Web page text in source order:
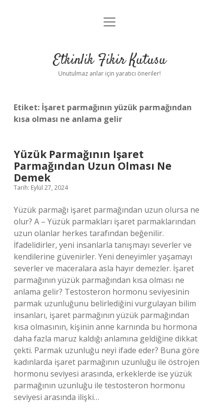
Anasayfa
Yasal Uyarı
menüyü
Etkinlik Fikir Kutusu
Unutulmaz anlar için yaratıcı öneriler!
Etiket: İşaret parmağının yüzük parmağından
kısa olması ne anlama gelir
Yüzük Parmağının Işaret
Parmağından Uzun Olması Ne
Demek
Tarih: Eylül 27, 2024
Yüzük parmağı işaret parmağından uzun olursa ne
olur? A – Yüzük parmakları işaret parmaklarından
uzun olanlar herkes tarafından beğenilir.
İfadelidirler, yeni insanlarla tanışmayı severler ve
kendilerine güvenirler. Yeni deneyimler yaşamayı
severler ve maceralara asla hayır demezler. İşaret
parmağının yüzük parmağından kısa olması ne
anlama gelir? Testosteron hormonu seviyesinin
parmak uzunluğunu belirlediğini vurgulayan bilim
insanları, işaret parmağının yüzük parmağından
kısa olmasının, kişinin anne karnında bu hormona
daha fazla maruz kaldığı anlamına geldiğine dikkat
çekti. Parmak uzunluğu neyi ifade eder? Buna göre
kadınlarda işaret parmağının uzunluğu ile östrojen
hormonu seviyesi arasında, erkeklerde ise yüzük
parmağının uzunluğu ile testosteron hormonu
seviyesi arasında ilişki…